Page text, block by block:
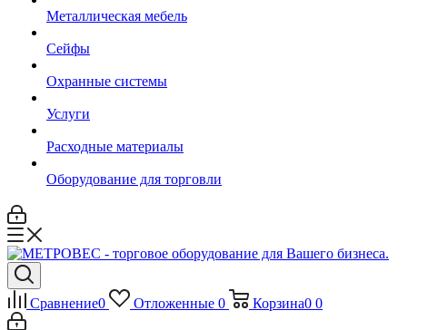
Металлическая мебель
Сейфы
Охранные системы
Услуги
Расходные материалы
Оборудование для торговли
Сравнение0 Отложенные 0 Корзина0 0